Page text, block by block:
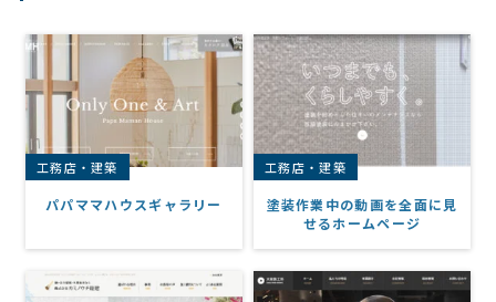
工務店・建築
パパママハウスギャラリー
工務店・建築
塗装作業中の動画を全面に見
せるホームページ